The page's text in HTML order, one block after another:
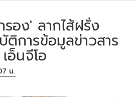
อง' ลากไส้ฝรั่ง
การข้อมูลข่าวสาร
อ็นจีโอ
น.